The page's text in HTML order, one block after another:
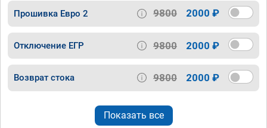
Прошивка Евро 2 9800 2000 ₽
Отключение ЕГР 9800 2000 ₽
Возврат стока 9800 2000 ₽
Показать все